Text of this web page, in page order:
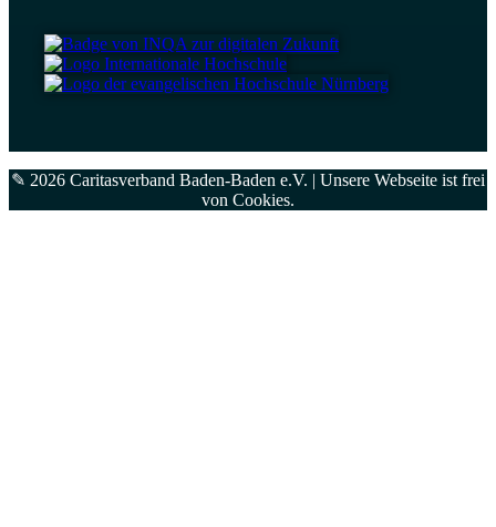
✎ 2026 Caritasverband Baden-Baden e.V. | Unsere Webseite ist frei
von Cookies.